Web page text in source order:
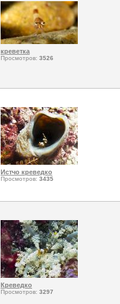
креветка
Просмотров: 3526
Истчо креведко
Просмотров: 3435
Креведко
Просмотров: 3297